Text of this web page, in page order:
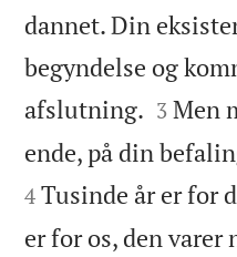
dannet. Din
begyndelse og
afslutning. 

3 Men
ende, på din
4 Tusinde år er for
er for os, den varer